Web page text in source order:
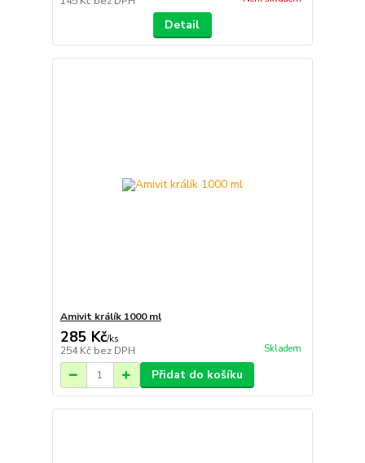
Detail
Amivit králík 1000 ml
285 Kč/ks
254 Kč bez DPH Skladem
Přidat do košíku